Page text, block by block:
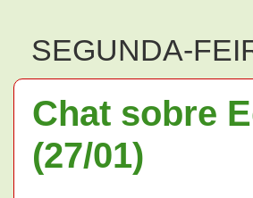
SEGUNDA-
Chat sobre
(27/01)